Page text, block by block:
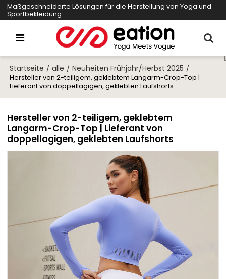
Maßgeschneiderte Lösungen für die Herstellung von Yoga und
Sportbekleidung
Startseite / alle / Neuheiten Frühjahr/Herbst 2025 /
Hersteller von 2-teiligem, geklebtem Langarm-Crop-Top |
Lieferant von doppellagigen, geklebten Laufshorts
Hersteller von 2-teiligem, geklebtem
Langarm-Crop-Top | Lieferant von
doppellagigen, geklebten Laufshorts